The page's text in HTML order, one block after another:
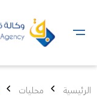
الرئيسية محليات